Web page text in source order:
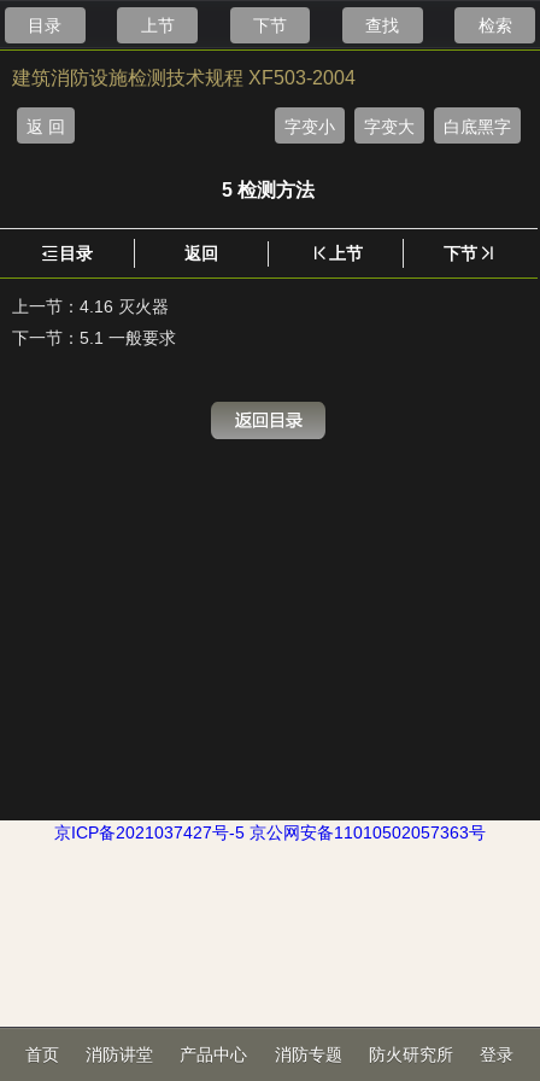
目录 上节 下节 查找 检索
建筑消防设施检测技术规程 XF503-2004
返 回 字变小 字变大 白底黑字
5 检测方法
目录 返回 上节 下节
上一节： 4.16 灭火器
下一节： 5.1 一般要求
首页 消防讲堂 产品中心 消防专题 防火研究所 登录
京ICP备2021037427号-5 京公网安备11010502057363号